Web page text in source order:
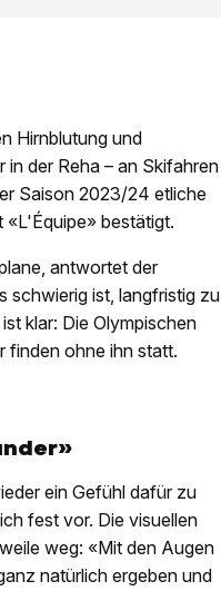
Hirnblutung und
der Reha – an Skifahren
Saison 2023/24 etliche
bestätigt.
antwortet der
schwierig ist, langfristig zu
klar: Die Olympischen
finden ohne ihn statt.
ein Gefühl dafür zu
fest vor. Die visuellen
weg: «Mit den Augen
natürlich ergeben und